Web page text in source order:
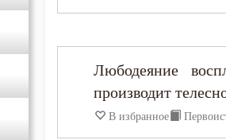
Анатолий Оптинский
Антоний Великий
Любодеяние
производит
В избранное